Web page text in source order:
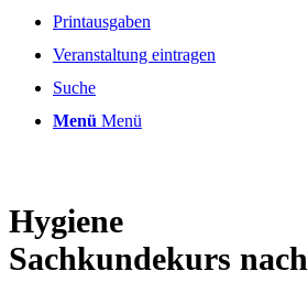
Printausgaben
Veranstaltung eintragen
Suche
Menü Menü
Hygiene
Sachkundekurs nach